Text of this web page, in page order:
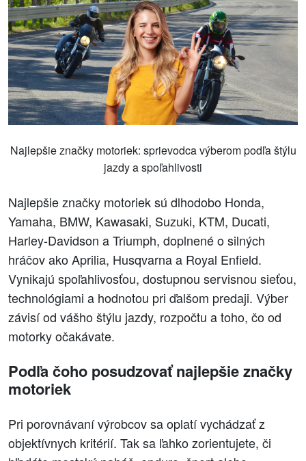
Najlepšie značky motoriek: sprievodca výberom podľa štýlu
jazdy a spoľahlivosti
Najlepšie značky motoriek sú dlhodobo Honda,
Yamaha, BMW, Kawasaki, Suzuki, KTM, Ducati,
Harley-Davidson a Triumph, doplnené o silných
hráčov ako Aprilia, Husqvarna a Royal Enfield.
Vynikajú spoľahlivosťou, dostupnou servisnou sieťou,
technológiami a hodnotou pri ďalšom predaji. Výber
závisí od vášho štýlu jazdy, rozpočtu a toho, čo od
motorky očakávate.
Podľa čoho posudzovať najlepšie značky
motoriek
Pri porovnávaní výrobcov sa oplatí vychádzať z
objektívnych kritérií. Tak sa ľahko zorientujete, či